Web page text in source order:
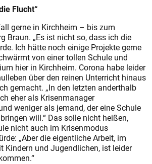
Flucht“
gerne in Kirchheim – bis zum
Braun. „Es ist nicht so, dass ich die
Ich hätte noch einige Projekte gerne
von einer tollen Schule und
hier in Kirchheim. Corona habe leider
über den reinen Unterricht hinaus
gemacht. „In den letzten anderthalb
eher als Krisenmanager
weniger als jemand, der eine Schule
will.“ Das solle nicht heißen,
nicht auch im Krisenmodus
„Aber die eigentliche Arbeit, im
Kindern und Jugendlichen, ist leider